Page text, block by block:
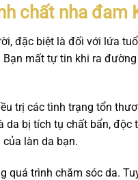
chất nha đam
đặc biệt là đối với lứa
mất tự tin khi ra
trị các tình trạng tổn
bị tích tụ chất bẩn, độc
làn da bạn.
quá trình chăm sóc da.